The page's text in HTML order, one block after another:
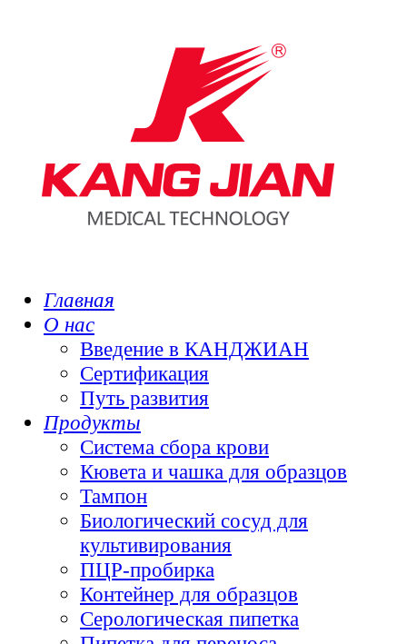
Главная
О нас
Введение в КАНДЖИАН
Сертификация
Путь развития
Продукты
Система сбора крови
Кювета и чашка для образцов
Тампон
Биологический сосуд для
культивирования
ПЦР-пробирка
Контейнер для образцов
Серологическая пипетка